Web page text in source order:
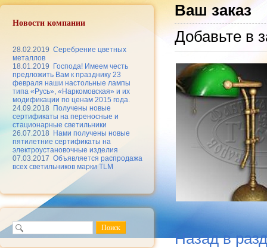
Новости компании
28.02.2019 Серебрение цветных
металлов
18.01.2019
Господа! Имеем честь
предложить Вам к празднику 23
февраля наши настольные лампы
типа «Русь», «Наркомовская» и их
модификации по ценам 2015 года.
24.09.2018
Получены новые
сертификаты на переносные и
стационарные светильники
26.07.2018
Нами получены новые
пятилетние сертификаты на
электроустановочные изделия
07.03.2017 Объявляется распродажа
всех светильников марки TLM
Ваш заказ
Добавьте в
Назад в